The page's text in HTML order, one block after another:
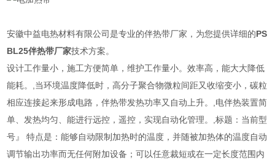
安徽中益电热材料有限公司是专业的伴热带厂家，为您提供详细的PS
BL25伴热带厂家技术方案。
设计工作量小，施工方便简单，维护工作量小。效率高，能大大降低
能耗。,当环境温度降低时，高分子聚合物微粒间距又收缩变小，碳粒
相应连接起来形成电路，伴热带发热功率又自动上升。,电伴热装置简
单、发热均匀、能进行远控，遥控，实现自动化管理。,标题：当前型
号』 特点是：能够自动限制加热时的温度，并随被加热体的温度自动
调节输出功率而无任何附加设备；可以任意裁短或在一定长度范围内